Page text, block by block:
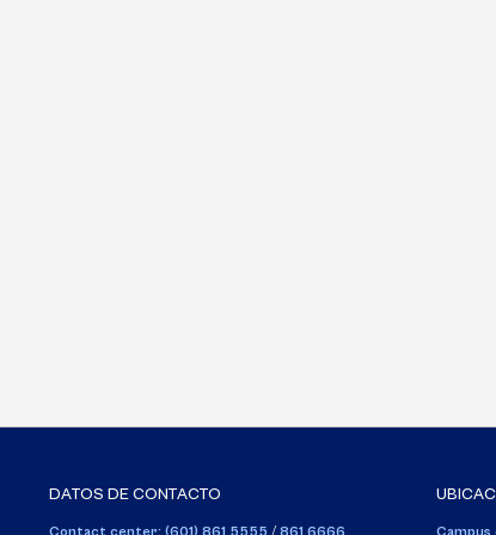
DATOS DE CONTACTO